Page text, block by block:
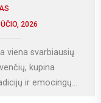
2026
viena svarbiausių
kupina
ir emocingų